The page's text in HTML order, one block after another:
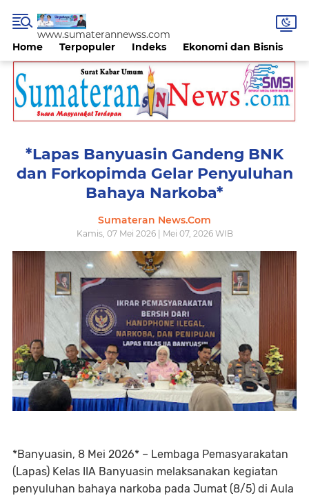
Home Terpopuler Indeks Ekonomi dan Bisnis
www.sumaterannewss.com
*Lapas Banyuasin Gandeng BNK
dan Forkopimda Gelar Penyuluhan
Bahaya Narkoba*
Sumateran News.Com
Kamis, 07 Mei 2026 | Mei 07, 2026 WIB
*Banyuasin, 8 Mei 2026* – Lembaga Pemasyarakatan
(Lapas) Kelas IIA Banyuasin melaksanakan kegiatan
penyuluhan bahaya narkoba pada Jumat (8/5) di Aula